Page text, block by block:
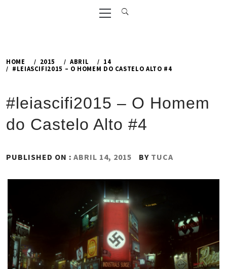
Primary
Menu
HOME 2015 ABRIL
14
#LEIASCIFI2015 – O HOMEM DO CASTELO ALTO #4
#leiascifi2015 – O Homem
do Castelo Alto #4
PUBLISHED ON : ABRIL 14, 2015 BY TUCA